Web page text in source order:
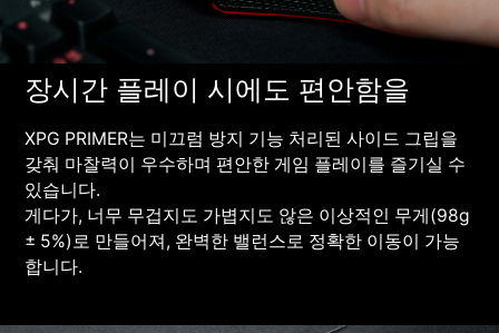
장시간 플레이 시에도 편안함을
XPG PRIMER는 미끄럼 방지 기능 처리된 사이드 그립을
갖춰 마찰력이 우수하며 편안한 게임 플레이를 즐기실 수
있습니다.
게다가, 너무 무겁지도 가볍지도 않은 이상적인 무게(98g
± 5%)로 만들어져, 완벽한 밸런스로 정확한 이동이 가능
합니다.